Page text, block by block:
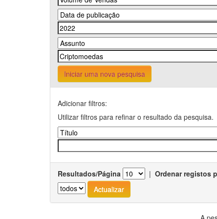
Iniciar uma nova pesquisa
Adicionar filtros:
Utilizar filtros para refinar o resultado da pesquisa.
Resultados/Página | Ordenar registos